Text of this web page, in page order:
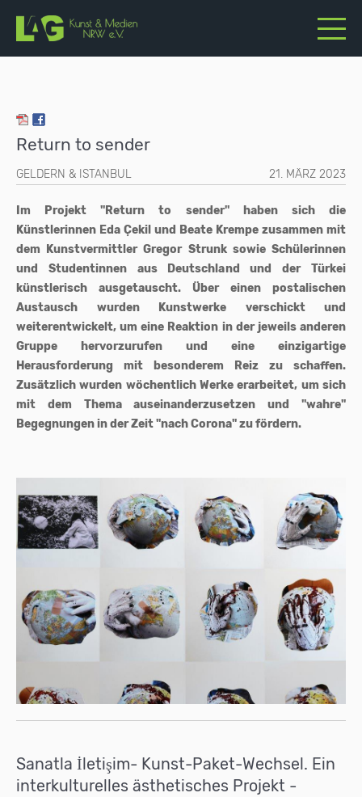
Return to sender
GELDERN & ISTANBUL 21. MÄRZ 2023
Im Projekt "Return to sender" haben sich die
Künstlerinnen Eda Çekil und Beate Krempe zusammen mit
dem Kunstvermittler Gregor Strunk sowie Schülerinnen
und Studentinnen aus Deutschland und der Türkei
künstlerisch ausgetauscht. Über einen postalischen
Austausch wurden Kunstwerke verschickt und
weiterentwickelt, um eine Reaktion in der jeweils anderen
Gruppe hervorzurufen und eine einzigartige
Herausforderung mit besonderem Reiz zu schaffen.
Zusätzlich wurden wöchentlich Werke erarbeitet, um sich
mit dem Thema auseinanderzusetzen und "wahre"
Begegnungen in der Zeit "nach Corona" zu fördern.
Sanatla İletişim- Kunst-Paket-Wechsel. Ein
interkulturelles ästhetisches Projekt -